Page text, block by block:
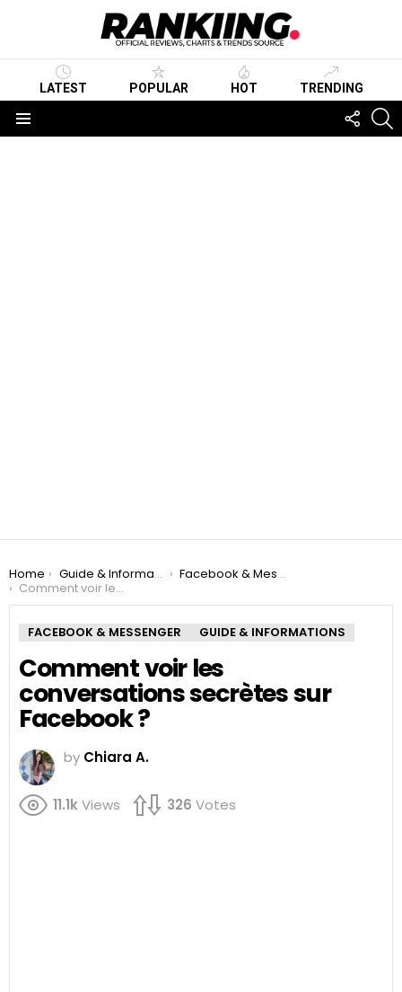
LATEST POPULAR HOT TRENDING
US
You are here:
Home Guide & Informations
Facebook & Messenger
Comment voir les conversations secrètes sur Facebook ?
FACEBOOK & MESSENGER GUIDE & INFORMATIONS
Comment voir les
conversations secrètes sur
Facebook ?
by Chiara A.
11.1kViews 326 Votes